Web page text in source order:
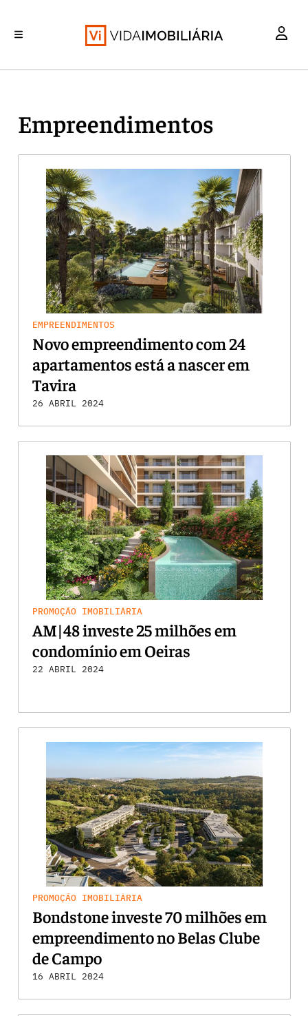
Empreendimentos
EMPREENDIMENTOS
Novo empreendimento com 24
apartamentos está a nascer em
Tavira
26 ABRIL 2024
PROMOÇÃO IMOBILIÁRIA
AM|48 investe 25 milhões em
condomínio em Oeiras
22 ABRIL 2024
PROMOÇÃO IMOBILIÁRIA
Bondstone investe 70 milhões em
empreendimento no Belas Clube
de Campo
16 ABRIL 2024